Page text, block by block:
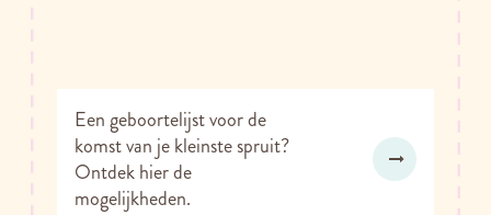
Een geboortelijst voor de
komst van je kleinste spruit?
Ontdek hier de
mogelijkheden.